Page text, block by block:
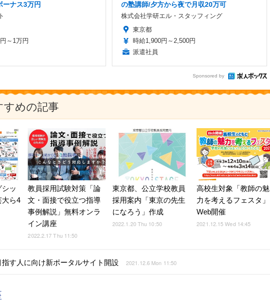
ーナス3万円
～1万円
の塾講師/夕方から夜で月収20万可
株式会社学研エル・スタッフィング
東京都
時給1,900円～2,500円
派遣社員
Sponsored by
すめの記事
ッ
大ら4
教員採用試験対策「論
文・面接で役立つ指導
事例解説」無料オンラ
イン講座
2022.2.17 Thu 11:50
東京都、公立学校教員
採用案内「東京の先生
になろう」作成
2022.1.20 Thu 10:50
高校生対象「教師の魅
力を考えるフェスタ」
Web開催
2021.12.15 Wed 14:45
す人に向け新ポータルサイト開設 2021.12.6 Mon 11:50